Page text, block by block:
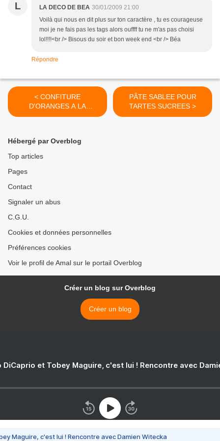
L LA DECO DE BEA 30/01/2009 21:00
Voilà qui nous en dit plus sur ton caractère , tu es courageuse
moi je ne fais pas les tags alors ouffff tu ne m'as pas choisi
lol!!!!<br /> Bisous du soir et bon week end <br /> Béa
Répondre
< CONFITURE
D'ORANGES A LA
CANNELLE
PÂTE SABLEE POUR
TARTES SUCREES >
Hébergé par Overblog
Top articles
Pages
Contact
Signaler un abus
C.G.U.
Cookies et données personnelles
Préférences cookies
Voir le profil de Amal sur le portail Overblog
Créer un blog sur Overblog
Créer un blog
DiCaprio et Tobey Maguire, c'est lui ! Rencontre avec
Maguire, c'est lui ! Rencontre avec Damien Witecka